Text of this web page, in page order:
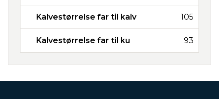
Kalvestørrelse far til kalv 105
Kalvestørrelse far til ku 93